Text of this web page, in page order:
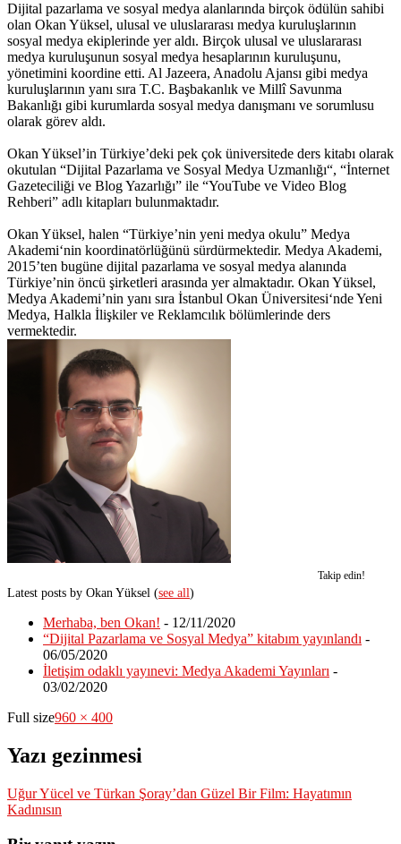
Dijital pazarlama ve sosyal medya alanlarında birçok ödülün sahibi
olan Okan Yüksel, ulusal ve uluslararası medya kuruluşlarının
sosyal medya ekiplerinde yer aldı. Birçok ulusal ve uluslararası
medya kuruluşunun sosyal medya hesaplarının kuruluşunu,
yönetimini koordine etti. Al Jazeera, Anadolu Ajansı gibi medya
kuruluşlarının yanı sıra T.C. Başbakanlık ve Millî Savunma
Bakanlığı gibi kurumlarda sosyal medya danışmanı ve sorumlusu
olarak görev aldı.
Okan Yüksel’in Türkiye’deki pek çok üniversitede ders kitabı olarak
okutulan “Dijital Pazarlama ve Sosyal Medya Uzmanlığı“, “İnternet
Gazeteciliği ve Blog Yazarlığı” ile “YouTube ve Video Blog
Rehberi” adlı kitapları bulunmaktadır.
Okan Yüksel, halen “Türkiye’nin yeni medya okulu” Medya
Akademi‘nin koordinatörlüğünü sürdürmektedir. Medya Akademi,
2015’ten bugüne dijital pazarlama ve sosyal medya alanında
Türkiye’nin öncü şirketleri arasında yer almaktadır. Okan Yüksel,
Medya Akademi’nin yanı sıra İstanbul Okan Üniversitesi‘nde Yeni
Medya, Halkla İlişkiler ve Reklamcılık bölümlerinde ders
vermektedir.
Takip edin!
Latest posts by Okan Yüksel (see all)
Merhaba, ben Okan! - 12/11/2020
“Dijital Pazarlama ve Sosyal Medya” kitabım yayınlandı -
06/05/2020
İletişim odaklı yayınevi: Medya Akademi Yayınları -
03/02/2020
Full size960 × 400
Yazı gezinmesi
Uğur Yücel ve Türkan Şoray’dan Güzel Bir Film: Hayatımın
Kadınısın